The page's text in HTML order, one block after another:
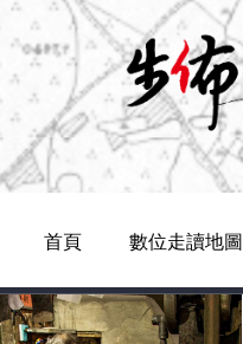
Navigation
首頁 數位走讀地圖